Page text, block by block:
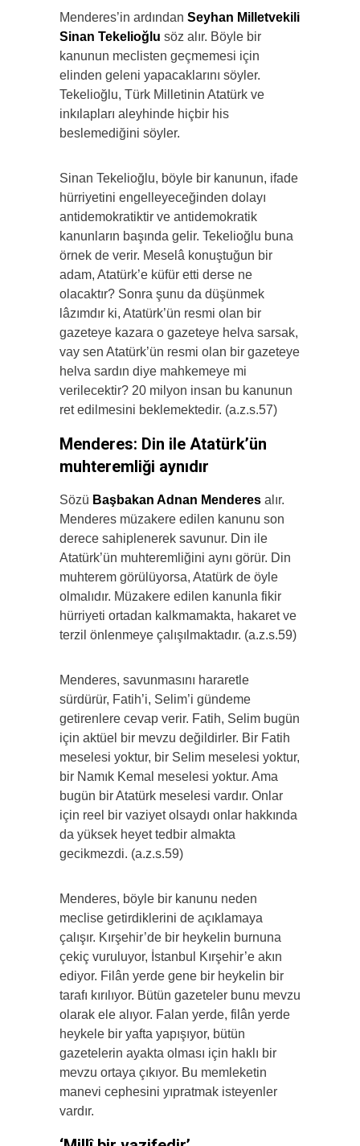
Menderes’in ardından Seyhan Milletvekili
Sinan Tekelioğlu söz alır. Böyle bir
kanunun meclisten geçmemesi için
elinden geleni yapacaklarını söyler.
Tekelioğlu, Türk Milletinin Atatürk ve
inkılapları aleyhinde hiçbir his
beslemediğini söyler.
Sinan Tekelioğlu, böyle bir kanunun, ifade
hürriyetini engelleyeceğinden dolayı
antidemokratiktir ve antidemokratik
kanunların başında gelir. Tekelioğlu buna
örnek de verir. Meselâ konuştuğun bir
adam, Atatürk’e küfür etti derse ne
olacaktır? Sonra şunu da düşünmek
lâzımdır ki, Atatürk’ün resmi olan bir
gazeteye kazara o gazeteye helva sarsak,
vay sen Atatürk’ün resmi olan bir gazeteye
helva sardın diye mahkemeye mi
verilecektir? 20 milyon insan bu kanunun
ret edilmesini beklemektedir. (a.z.s.57)
Menderes: Din ile Atatürk’ün
muhteremliği aynıdır
Sözü Başbakan Adnan Menderes alır.
Menderes müzakere edilen kanunu son
derece sahiplenerek savunur. Din ile
Atatürk’ün muhteremliğini aynı görür. Din
muhterem görülüyorsa, Atatürk de öyle
olmalıdır. Müzakere edilen kanunla fikir
hürriyeti ortadan kalkmamakta, hakaret ve
terzil önlenmeye çalışılmaktadır. (a.z.s.59)
Menderes, savunmasını hararetle
sürdürür, Fatih’i, Selim’i gündeme
getirenlere cevap verir. Fatih, Selim bugün
için aktüel bir mevzu değildirler. Bir Fatih
meselesi yoktur, bir Selim meselesi yoktur,
bir Namık Kemal meselesi yoktur. Ama
bugün bir Atatürk meselesi vardır. Onlar
için reel bir vaziyet olsaydı onlar hakkında
da yüksek heyet tedbir almakta
gecikmezdi. (a.z.s.59)
Menderes, böyle bir kanunu neden
meclise getirdiklerini de açıklamaya
çalışır. Kırşehir’de bir heykelin burnuna
çekiç vuruluyor, İstanbul Kırşehir’e akın
ediyor. Filân yerde gene bir heykelin bir
tarafı kırılıyor. Bütün gazeteler bunu mevzu
olarak ele alıyor. Falan yerde, filân yerde
heykele bir yafta yapışıyor, bütün
gazetelerin ayakta olması için haklı bir
mevzu ortaya çıkıyor. Bu memleketin
manevi cephesini yıpratmak isteyenler
vardır.